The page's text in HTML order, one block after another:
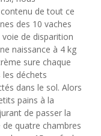
de tout ce
des 10 vaches
de disparition
naissance à 4 kg
sure chaque
déchets
dans le sol. Alors
pains à la
de passer la
quatre chambres